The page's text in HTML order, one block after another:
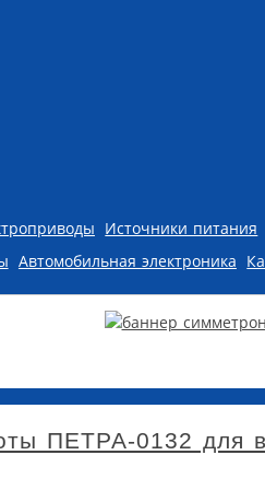
Источники питания
Автомобильная электроника
ПЕТРА-0132 для